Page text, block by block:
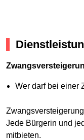
Wer darf bei einer
Jede Bürgerin und
mitbieten.